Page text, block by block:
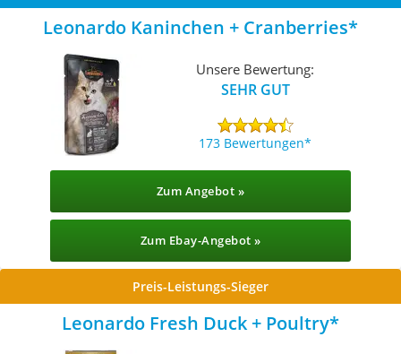
Leonardo Kaninchen + Cranberries
Unsere Bewertung:
SEHR GUT
173 Bewertungen
Zum Angebot »
Zum Ebay-Angebot »
Preis-Leistungs-Sieger
Leonardo Fresh Duck + Poultry